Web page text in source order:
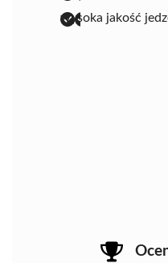
wysoka jakość